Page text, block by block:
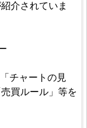
介されていま
チャートの見
買ルール」等を